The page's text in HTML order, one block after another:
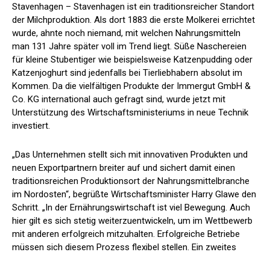
Stavenhagen – Stavenhagen ist ein traditionsreicher Standort
der Milchproduktion. Als dort 1883 die erste Molkerei errichtet
wurde, ahnte noch niemand, mit welchen Nahrungsmitteln
man 131 Jahre später voll im Trend liegt. Süße Naschereien
für kleine Stubentiger wie beispielsweise Katzenpudding oder
Katzenjoghurt sind jedenfalls bei Tierliebhabern absolut im
Kommen. Da die vielfältigen Produkte der Immergut GmbH &
Co. KG international auch gefragt sind, wurde jetzt mit
Unterstützung des Wirtschaftsministeriums in neue Technik
investiert.
„Das Unternehmen stellt sich mit innovativen Produkten und
neuen Exportpartnern breiter auf und sichert damit einen
traditionsreichen Produktionsort der Nahrungsmittelbranche
im Nordosten“, begrüßte Wirtschaftsminister Harry Glawe den
Schritt. „In der Ernährungswirtschaft ist viel Bewegung. Auch
hier gilt es sich stetig weiterzuentwickeln, um im Wettbewerb
mit anderen erfolgreich mitzuhalten. Erfolgreiche Betriebe
müssen sich diesem Prozess flexibel stellen. Ein zweites